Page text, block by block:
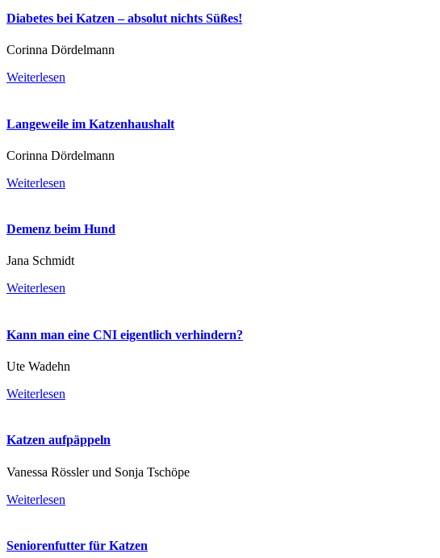
Diabetes bei Katzen – absolut nichts Süßes!
Corinna Dördelmann
Weiterlesen
Langeweile im Katzenhaushalt
Corinna Dördelmann
Weiterlesen
Demenz beim Hund
Jana Schmidt
Weiterlesen
Kann man eine CNI eigentlich verhindern?
Ute Wadehn
Weiterlesen
Katzen aufpäppeln
Vanessa Rössler und Sonja Tschöpe
Weiterlesen
Seniorenfutter für Katzen